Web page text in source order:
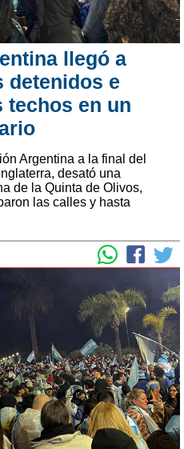
llegó a
detenidos e
techos en un
Argentina a la final del
desató una
de la Quinta de Olivos,
las calles y hasta